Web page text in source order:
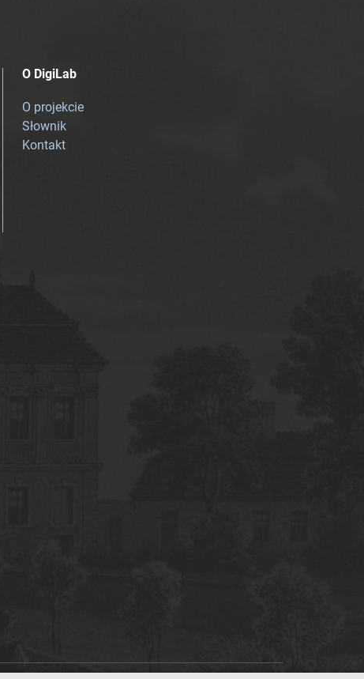
O DigiLab
O projekcie
Słownik
Kontakt